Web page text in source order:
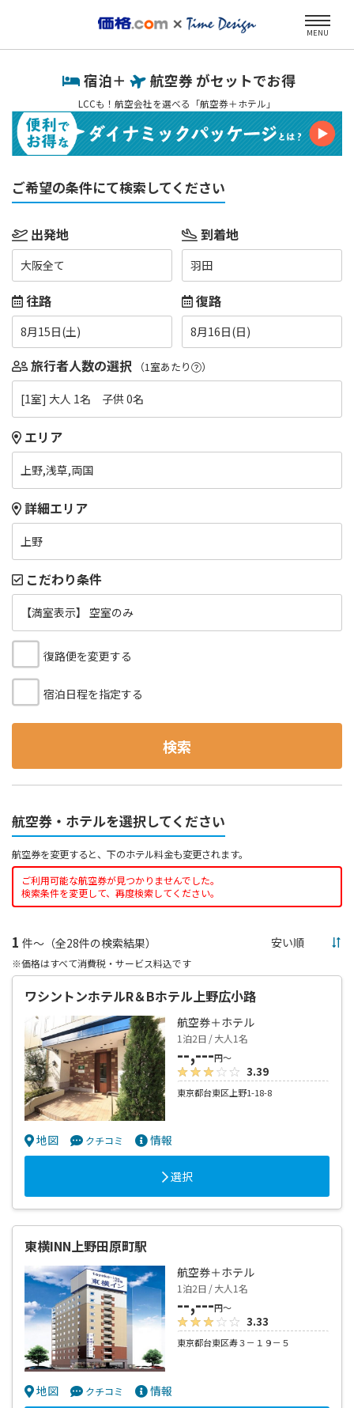
MENU
宿泊＋ 航空券 がセットでお得
LCCも！航空会社を選べる「航空券＋ホテル」
ご希望の条件にて検索してください
出発地
大阪全て
到着地
羽田
往路
8月15日(土)
復路
8月16日(日)
旅行者人数の選択 （1室あたり ）
[1室] 大人 1名 子供 0名
エリア
上野,浅草,両国
詳細エリア
上野
こだわり条件
【満室表示】 空室のみ
復路便を変更する
宿泊日程を指定する
検索
航空券・ホテルを選択してください
航空券を変更すると、下のホテル料金も変更されます。
ご利用可能な航空券が見つかりませんでした。
検索条件を変更して、再度検索してください。
1 件～（全28件の検索結果）
※価格はすべて消費税・サービス料込です
ワシントンホテルR＆Bホテル上野広小路
航空券＋ホテル
1泊2日 / 大人1名
--,---円～
3.39
東京都台東区上野1-18-8
地図 クチコミ 情報
選択
東横INN上野田原町駅
航空券＋ホテル
1泊2日 / 大人1名
--,---円～
3.33
東京都台東区寿３－１９－５
地図 クチコミ 情報